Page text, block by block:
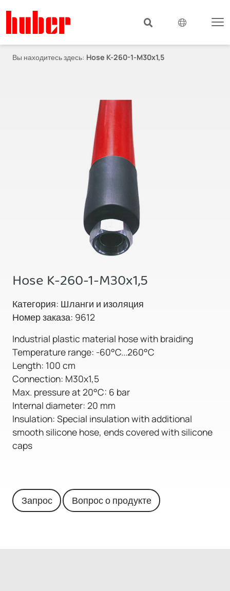
Вы находитесь здесь: Hose K-260-1-M30x1,5
Hose K-260-1-M30x1,5
Категория: Шланги и изоляция
Номер заказа: 9612
Industrial plastic material hose with braiding
Temperature range: -60°C...260°C
Length: 100 cm
Connection: M30x1,5
Max. pressure at 20°C: 6 bar
Internal diameter: 20 mm
Insulation: Special insulation with additional
smooth silicone hose, ends covered with silicone
caps
Запрос Вопрос о продукте